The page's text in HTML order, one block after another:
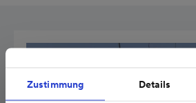
Zustimmung Details